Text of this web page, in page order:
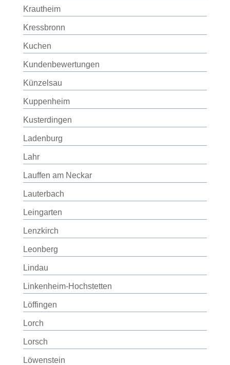
Krautheim
Kressbronn
Kuchen
Kundenbewertungen
Künzelsau
Kuppenheim
Kusterdingen
Ladenburg
Lahr
Lauffen am Neckar
Lauterbach
Leingarten
Lenzkirch
Leonberg
Lindau
Linkenheim-Hochstetten
Löffingen
Lorch
Lorsch
Löwenstein